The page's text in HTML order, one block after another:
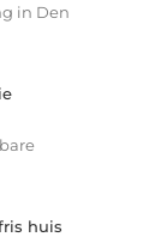
in Den
huis